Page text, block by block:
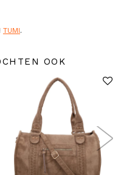
TUMI.
OOK